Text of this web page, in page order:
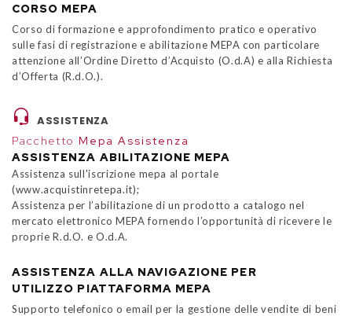
CORSO MEPA
Corso di formazione e approfondimento pratico e operativo
sulle fasi di registrazione e abilitazione MEPA con particolare
attenzione all’Ordine Diretto d’Acquisto (O.d.A) e alla Richiesta
d’Offerta (R.d.O.).
ASSISTENZA
Pacchetto Mepa Assistenza
ASSISTENZA ABILITAZIONE MEPA
Assistenza sull'iscrizione mepa al portale
(www.acquistinretepa.it);
Assistenza per l’abilitazione di un prodotto a catalogo nel
mercato elettronico MEPA fornendo l’opportunità di ricevere le
proprie R.d.O. e O.d.A.
ASSISTENZA ALLA NAVIGAZIONE PER
UTILIZZO PIATTAFORMA MEPA
Supporto telefonico o email per la gestione delle vendite di beni